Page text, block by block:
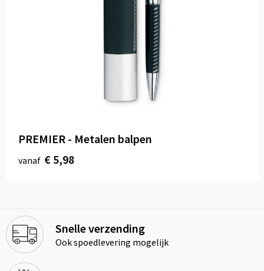
PREMIER - Metalen balpen
vanaf € 5,98
Snelle verzending
Ook spoedlevering mogelijk